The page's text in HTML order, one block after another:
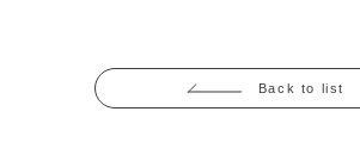
Back to list